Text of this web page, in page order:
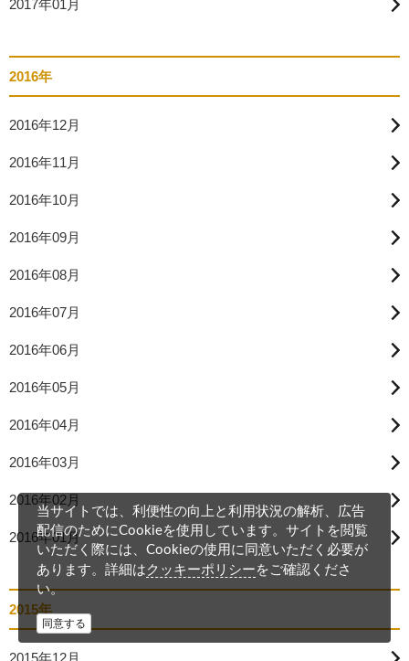
2017年01月
2016年
2016年12月
2016年11月
2016年10月
2016年09月
2016年08月
2016年07月
2016年06月
2016年05月
2016年04月
2016年03月
2016年02月
2016年01月
2015年
2015年12月
当サイトでは、利便性の向上と利用状況の解析、広告
配信のためにCookieを使用しています。サイトを閲覧
いただく際には、Cookieの使用に同意いただく必要が
あります。詳細は クッキーポリシー をご確認くださ
い。
同意する